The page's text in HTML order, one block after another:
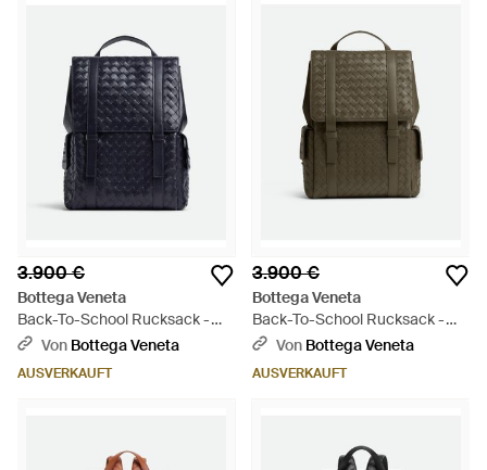
3.900 €
Bottega Veneta
Back-To-School Rucksack -
BlauVon Bottega Veneta
AUSVERKAUFT
3.900 €
Bottega Veneta
Back-To-School Rucksack -
GrünVon Bottega Veneta
AUSVERKAUFT